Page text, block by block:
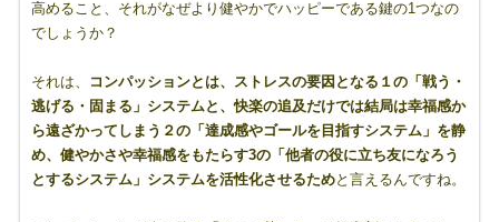
高めること、それがなぜより健やかでハッピーである鍵の1つなの
でしょうか？
それは、
コンパッションとは、ストレスの要因となる１の「戦う・
逃げる・固まる」システムと、快楽の追及だけでは結局は幸福感か
ら遠ざかってしまう２の「 達成感やゴールを目指すシステム」 を静
め、健やかさや幸福感をもたらす3の「 他者の役に立ち友になろう
とするシステム」 システムを活性化させるためと言えるんですね。